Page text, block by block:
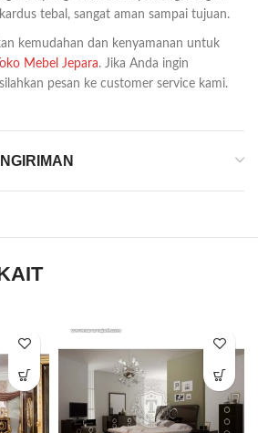
tebal, sangat aman sampai tujuan.
kemudahan dan kenyamanan untuk
Toko Mebel Jepara. Jika Anda ingin
pesan ke customer service kami.